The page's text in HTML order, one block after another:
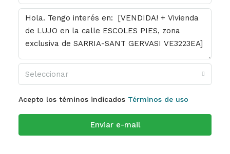
Seleccionar
Acepto los téminos indicados Términos de uso
Enviar e-mail